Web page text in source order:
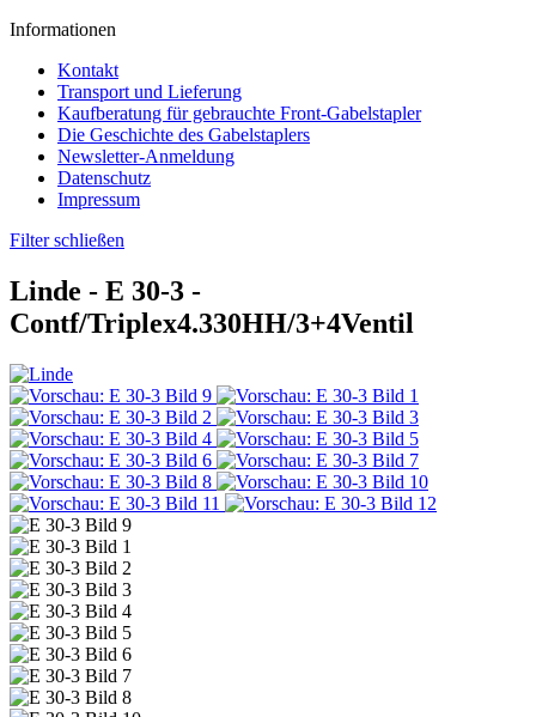
Informationen
Kontakt
Transport und Lieferung
Kaufberatung für gebrauchte Front-Gabelstapler
Die Geschichte des Gabelstaplers
Newsletter-Anmeldung
Datenschutz
Impressum
Filter schließen
Linde - E 30-3 -
Contf/Triplex4.330HH/3+4Ventil